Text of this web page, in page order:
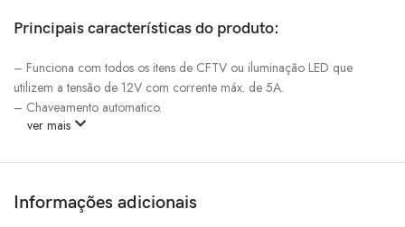
Principais características do produto:
– Funciona com todos os itens de CFTV ou iluminação LED que
utilizem a tensão de 12V com corrente máx. de 5A.
– Chaveamento automatico.
ver mais
Informações adicionais